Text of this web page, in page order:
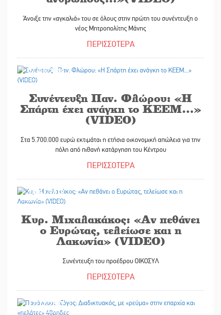
Άνοιξε την «αγκαλιά» του σε όλους στην πρώτη του συνέντευξη ο
νέος Μητροπολίτης Μάνης
ΠΕΡΙΣΣΟΤΕΡΑ
24/01/2018
Συνέντευξη Παν. Φλώρου: «Η
Σπάρτη έχει ανάγκη το ΚΕΕΜ...»
(VIDEO)
Στα 5.700.000 ευρώ εκτιμάται η ετήσια οικονομική απώλεια για την
πόλη από πιθανή κατάργηση του Κέντρου
ΠΕΡΙΣΣΟΤΕΡΑ
19/01/2018
Κυρ. Μιχαλακάκος: «Αν πεθάνει
ο Ευρώτας, τελείωσε και η
Λακωνία» (VIDEO)
Συνέντευξη του προέδρου ΟΙΚΟΣΥΛ
ΠΕΡΙΣΣΟΤΕΡΑ
12/12/2017